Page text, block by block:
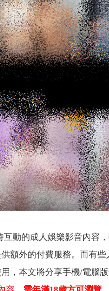
動的成人娛樂影音內容
額外的付費服務。而有些
，本文將分享手機/電腦